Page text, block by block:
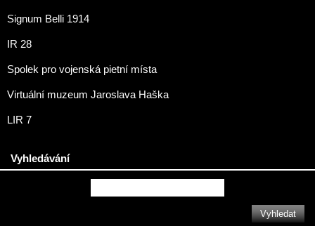
Signum Belli 1914
IR 28
Spolek pro vojenská pietní místa
Virtuální muzeum Jaroslava Haška
LIR 7
Vyhledávání